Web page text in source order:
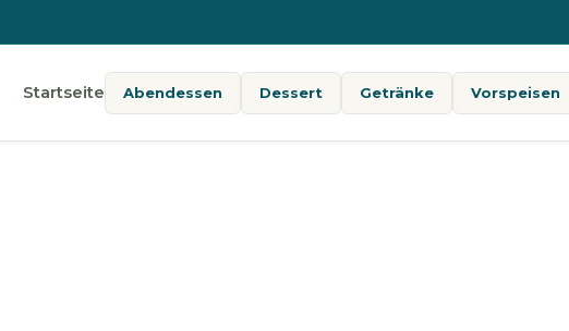
Startseite Abendessen Dessert Getränke Vorspeisen